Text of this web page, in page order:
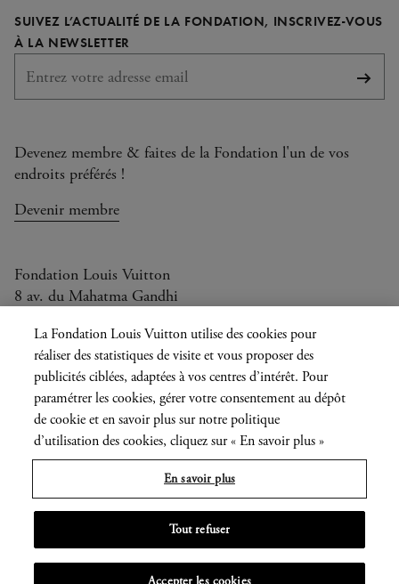
FacebookInstagram
YouTube
TikTok
SUIVEZ L’ACTUALITÉ DE LA FONDATION, INSCRIVEZ-VOUS
À LA NEWSLETTER
Devenez membre & faites de la Fondation l'un de vos
endroits préférés !
Devenir membre
Fondation Louis Vuitton
8 av. du Mahatma Gandhi
Ouvert aujourd'hui de 10h à 20h
Langue
actuelle
| EN
Presse
Privatisation
Informations légales
La Fondation Louis Vuitton utilise des cookies pour
réaliser des statistiques de visite et vous proposer des
publicités ciblées, adaptées à vos centres d’intérêt. Pour
paramétrer les cookies, gérer votre consentement au dépôt
de cookie et en savoir plus sur notre politique
d’utilisation des cookies, cliquez sur « En savoir plus »
En savoir plus
Tout refuser